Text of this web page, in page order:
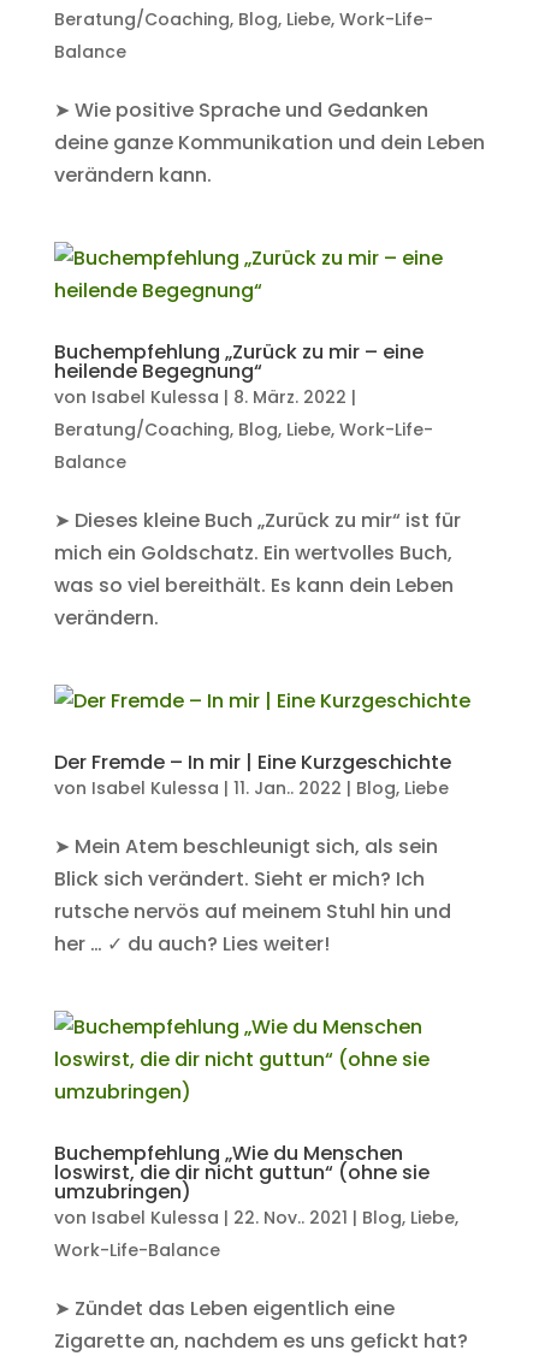
Beratung/Coaching, Blog, Liebe, Work-Life-
Balance
➤ Wie positive Sprache und Gedanken
deine ganze Kommunikation und dein Leben
verändern kann.
Buchempfehlung „Zurück zu mir – eine
heilende Begegnung“
von Isabel Kulessa | 8. März. 2022 |
Beratung/Coaching, Blog, Liebe, Work-Life-
Balance
➤ Dieses kleine Buch „Zurück zu mir“ ist für
mich ein Goldschatz. Ein wertvolles Buch,
was so viel bereithält. Es kann dein Leben
verändern.
Der Fremde – In mir | Eine Kurzgeschichte
von Isabel Kulessa | 11. Jan.. 2022 | Blog, Liebe
➤ Mein Atem beschleunigt sich, als sein
Blick sich verändert. Sieht er mich? Ich
rutsche nervös auf meinem Stuhl hin und
her … ✓ du auch? Lies weiter!
Buchempfehlung „Wie du Menschen
loswirst, die dir nicht guttun“ (ohne sie
umzubringen)
von Isabel Kulessa | 22. Nov.. 2021 | Blog, Liebe,
Work-Life-Balance
➤ Zündet das Leben eigentlich eine
Zigarette an, nachdem es uns gefickt hat?